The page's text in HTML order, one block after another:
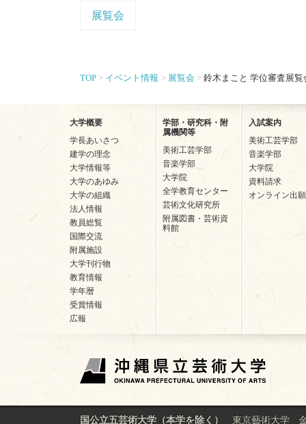
展覧会
TOP イベント情報 展覧会 鈴木まこと 学位審査展覧
大学概要
学長あいさつ
建学の理念
大学情報等
大学のあゆみ
大学の組織
法人情報
教員総覧
国際交流
附属施設
大学刊行物
教育情報
学年暦
受賞情報
広報
学部・研究科・附
属機関等
美術工芸学部
音楽学部
大学院
全学教育センター
芸術文化研究所
附属図書・芸術資
料館
入試案内
美術工芸学部
音楽学部
大学院
資料請求
オンライン出願
国公立五芸術大学（本学を除く） 東京藝術大学